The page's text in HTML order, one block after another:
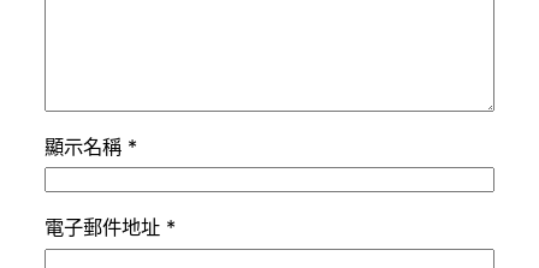
顯示名稱 *
電子郵件地址 *